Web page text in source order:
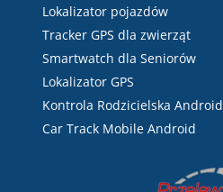
Lokalizator pojazdów
Tracker GPS dla zwierząt
Smartwatch dla Seniorów
Lokalizator GPS
Kontrola Rodzicielska Android
Car Track Mobile Android